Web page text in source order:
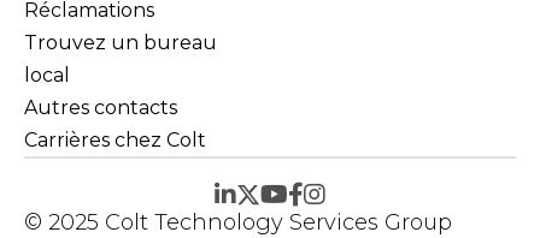
Réclamations
Trouvez un bureau
local
Autres contacts
Carrières chez Colt
© 2025 Colt Technology Services Group